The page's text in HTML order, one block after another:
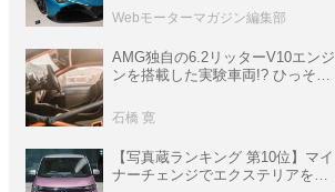
イパーカー【スーパーカークロニ
クル・完全版／116】
Webモーターマガジン編集部
AMG独自の6.2リッターV10エンジ
ンを搭載した実験車両!? ひっそり
P900 プロトタイプ」とは
石橋 寛
【写真蔵ランキング 第10位】マイ
ナーチェンジでエクステリアを刷